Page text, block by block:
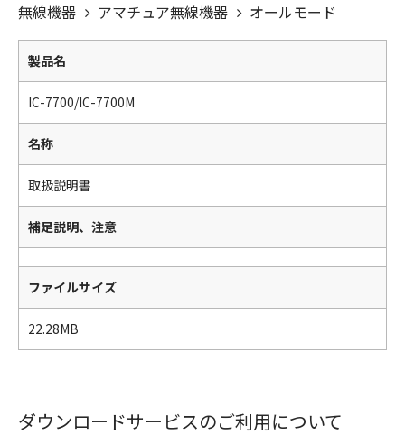
無線機器 アマチュア無線機器 オールモード
製品名
IC-7700/IC-7700M
名称
取扱説明書
補足説明、注意
ファイルサイズ
22.28MB
ダウンロードサービスのご利用について